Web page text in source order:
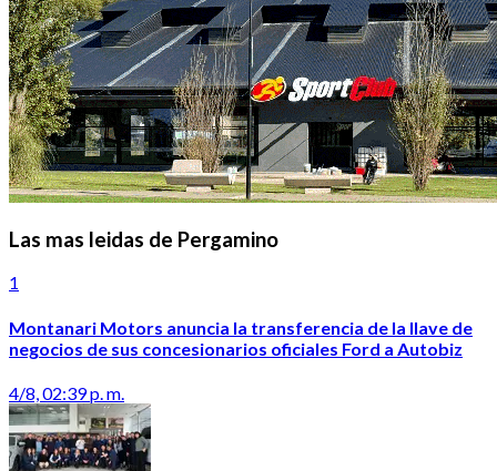
Las mas leidas de Pergamino
1
Montanari Motors anuncia la transferencia de la llave de
negocios de sus concesionarios oficiales Ford a Autobiz
4/8, 02:39 p. m.